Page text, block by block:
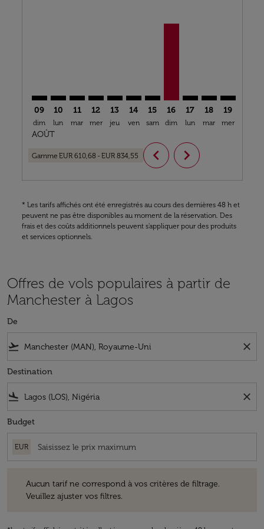
09
dim
AOÛT
10
lun
11
mar
12
mer
13
jeu
14
ven
15
sam
16
dim
17
lun
18
mar
19
mer
Gamme EUR 610,68 -EUR 834,55 chevron_left chevron_right
* Les tarifs affichés ont été enregistrés au cours des dernières 48 h et
peuvent ne pas être disponibles au moment de la réservation. Des
frais et des coûts additionnels peuvent s'appliquer pour des produits
et services optionnels.
Offres de vols populaires à partir de
Manchester à Lagos
De
flight_takeoff close
Destination
flight_land close
Budget
EUR
Aucun tarif ne correspond à vos critères de filtrage.
Veuillez ajuster vos filtres.